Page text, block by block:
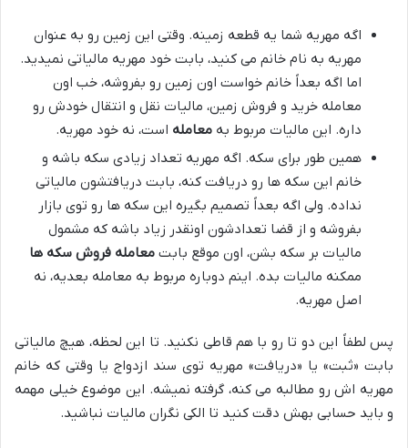
اگه مهریه شما یه قطعه زمینه. وقتی این زمین رو به عنوان
مهریه به نام خانم می کنید، بابت خود مهریه مالیاتی نمیدید.
اما اگه بعداً خانم خواست اون زمین رو بفروشه، خب اون
معامله خرید و فروش زمین، مالیات نقل و انتقال خودش رو
داره. این مالیات مربوط به معامله است، نه خود مهریه.
همین طور برای سکه. اگه مهریه تعداد زیادی سکه باشه و
خانم این سکه ها رو دریافت کنه، بابت دریافتشون مالیاتی
نداده. ولی اگه بعداً تصمیم بگیره این سکه ها رو توی بازار
بفروشه و از قضا تعدادشون اونقدر زیاد باشه که مشمول
مالیات بر سکه بشن، اون موقع بابت معامله فروش سکه ها
ممکنه مالیات بده. اینم دوباره مربوط به معامله بعدیه، نه
اصل مهریه.
پس لطفاً این دو تا رو با هم قاطی نکنید. تا این لحظه، هیچ مالیاتی
بابت «ثبت» یا «دریافت» مهریه توی سند ازدواج یا وقتی که خانم
مهریه اش رو مطالبه می کنه، گرفته نمیشه. این موضوع خیلی مهمه
و باید حسابی بهش دقت کنید تا الکی نگران مالیات نباشید.